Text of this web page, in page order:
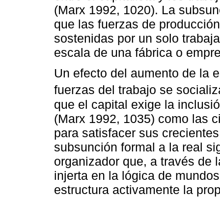
(Marx 1992, 1020). La
que las fuerzas de
sostenidas por un solo
escala de una fábrica o
Un efecto del aumento de la
fuerzas del trabajo se
que el capital exige la
(Marx 1992, 1035) como las
para satisfacer sus
subsunción formal a la real
organizador que, a través de
injerta en la lógica de
estructura activamente la